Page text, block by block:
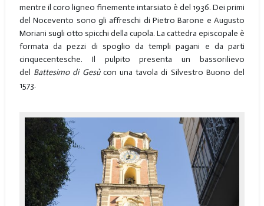
mentre il coro ligneo finemente intarsiato è del 1936. Dei primi
del Nocevento sono gli affreschi di Pietro Barone e Augusto
Moriani sugli otto spicchi della cupola. La cattedra episcopale è
formata da pezzi di spoglio da templi pagani e da parti
cinquecentesche. Il pulpito presenta un bassorilievo
del Battesimo di Gesù con una tavola di Silvestro Buono del
1573.